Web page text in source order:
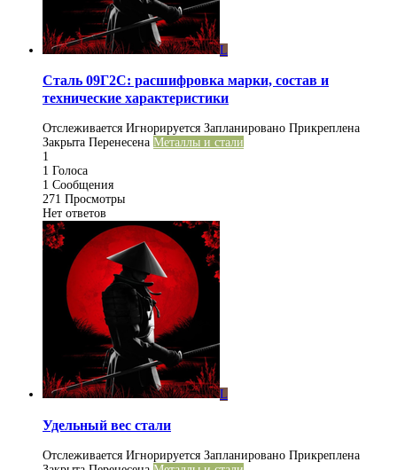
L
Сталь 09Г2С: расшифровка марки, состав и
технические характеристики
Отслеживается Игнорируется Запланировано Прикреплена
Закрыта Перенесена Металлы и стали
1
1 Голоса
1 Сообщения
271 Просмотры
Нет ответов
L
Удельный вес стали
Отслеживается Игнорируется Запланировано Прикреплена